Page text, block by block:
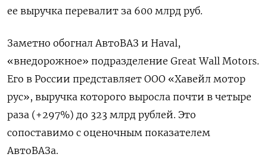
ее выручка перевалит за 600 млрд руб.
Заметно обогнал АвтоВАЗ и Haval,
«внедорожное» подразделение Great Wall Motors.
Его в России представляет ООО «Хавейл мотор
рус», выручка которого выросла почти в четыре
раза (+297%) до 323 млрд рублей. Это
сопоставимо с оценочным показателем
АвтоВАЗа.